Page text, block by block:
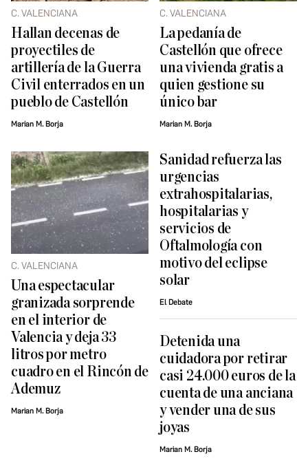
C. VALENCIANA
Hallan decenas de
proyectiles de
artillería de la Guerra
Civil enterrados en un
pueblo de Castellón
Marian M. Borja
C. VALENCIANA
La pedanía de
Castellón que ofrece
una vivienda gratis a
quien gestione su
único bar
Marian M. Borja
C. VALENCIANA
Una espectacular
granizada sorprende
en el interior de
Valencia y deja 33
litros por metro
cuadro en el Rincón de
Ademuz
Marian M. Borja
Sanidad refuerza las
urgencias
extrahospitalarias,
hospitalarias y
servicios de
Oftalmología con
motivo del eclipse
solar
El Debate
Detenida una
cuidadora por retirar
casi 24.000 euros de la
cuenta de una anciana
y vender una de sus
joyas
Marian M. Borja